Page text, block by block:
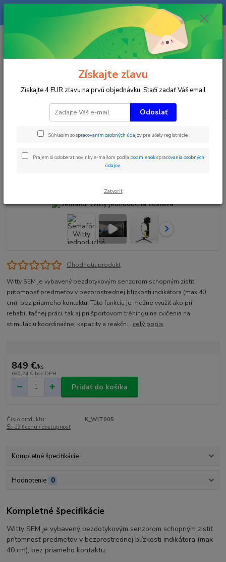
Na našom eshope sa priebežne pracuje a tovar sa priebežne dopĺňa. radi
Vás obslúžime i telefonicky na +421 911 906 066.
+421903906066
(Po-Pia, 9-16 hod.)
Časomiery
Semafór Witty jednoduchá
Ohodnotiť produkt
Witty SEM je vybavený bezdotykovým senzorom schopným zistiť
prítomnosť predmetov v bezprostrednej blízkosti indikátora (max 40
cm), bez priameho kontaktu. Túto funkciu je možné využiť ako pri
rehabilitačnej práci, tak aj pri športovom tréningu na cvičenia na
stimuláciu koordinačnej kapacity a reakčn... celý popis
849 €/ks
690,24 € bez DPH
Pridať do košíka
Číslo produktu:
K_WIT005
Strážiť cenu / dostupnosť
Kompletné špecifikácie
Hodnotenie 0
Kompletné špecifikácie
Witty SEM je vybavený bezdotykovým senzorom schopným zistiť
prítomnosť predmetov v bezprostrednej blízkosti indikátora (max
40 cm), bez priameho kontaktu.
Získajte zľavu
Získajte 4 EUR zľavu na prvú objednávku. Stačí zadať Váš email
Odoslať
Súhlasím sospracovaním osobných údajov pre účely registrácie.
Prajem si odoberať novinky e-mailom podľa podmienok spracovania osobných
údajov
Zatvoriť